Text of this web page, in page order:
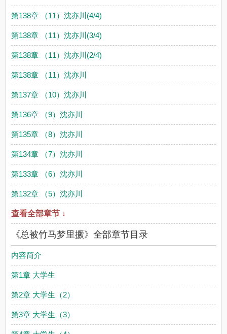
第138章 （11）沈亦川(4/4)
第138章 （11）沈亦川(3/4)
第138章 （11）沈亦川(2/4)
第138章 （11）沈亦川
第137章 （10）沈亦川
第136章 （9）沈亦川
第135章 （8）沈亦川
第134章 （7）沈亦川
第133章 （6）沈亦川
第132章 （5）沈亦川
查看全部章节 ↓
《总被竹马梦里撅》全部章节目录
内容简介
第1章 大学生
第2章 大学生（2）
第3章 大学生（3）